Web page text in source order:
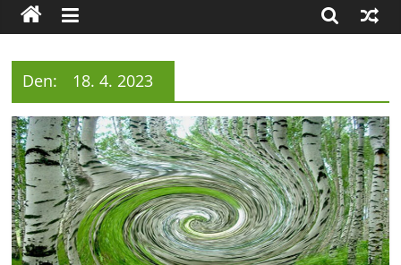
Den: 18. 4. 2023